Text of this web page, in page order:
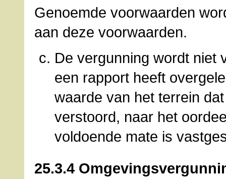
Genoemde voorwaarden
aan deze voorwaarden.
De vergunning wordt niet
een rapport heeft
waarde van het terrein
verstoord, naar het
voldoende mate is
25.3.4